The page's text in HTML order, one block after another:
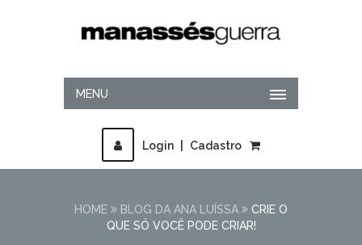
MENU
Login Cadastro
HOME BLOG DA ANA LUÍSSA
CRIE O
QUE SÓ VOCÊ PODE CRIAR!